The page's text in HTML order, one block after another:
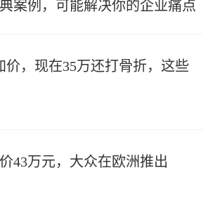
案例，可能解决你的企业痛点
价，现在35万还打骨折，这些
43万元，大众在欧洲推出